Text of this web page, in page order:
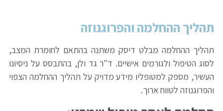
תהליך ההחלמה והפרוגנוזה
תהליך ההחלמה מבלט דיסק משתנה בהתאם לחומרת המצב,
לסוג הטיפול ולגורמים אישיים. ד"ר גד ולן, בהתבסס על ניסיונו
העשיר, מספק למטופליו מידע מדויק על תהליך ההחלמה הצפוי
והפרוגנוזה לטווח ארוך.